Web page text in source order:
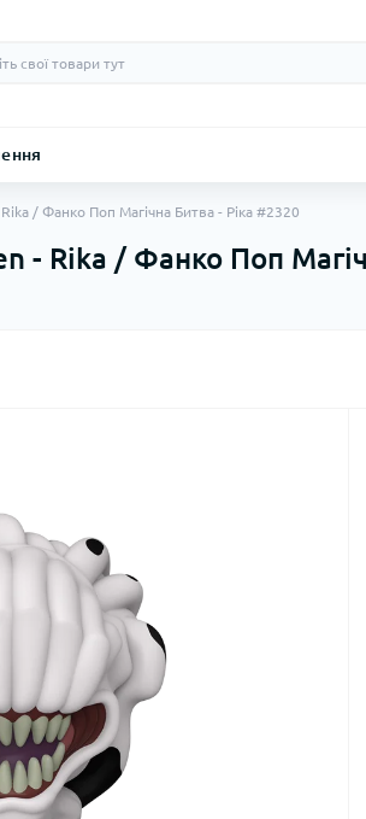
/ Фанко Поп Магічна Битва - Ріка #2320
- Rika / Фанко Поп